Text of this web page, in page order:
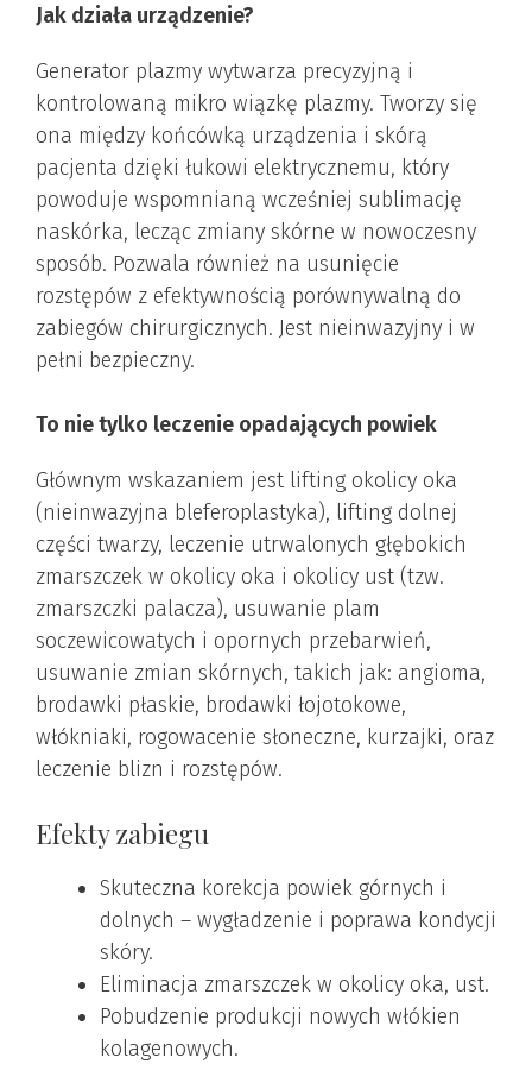
Jak działa urządzenie?
Generator plazmy wytwarza precyzyjną i
kontrolowaną mikro wiązkę plazmy. Tworzy się
ona między końcówką urządzenia i skórą
pacjenta dzięki łukowi elektrycznemu, który
powoduje wspomnianą wcześniej sublimację
naskórka, lecząc zmiany skórne w nowoczesny
sposób. Pozwala również na usunięcie
rozstępów z efektywnością porównywalną do
zabiegów chirurgicznych. Jest nieinwazyjny i w
pełni bezpieczny.
To nie tylko leczenie opadających powiek
Głównym wskazaniem jest lifting okolicy oka
(nieinwazyjna bleferoplastyka), lifting dolnej
części twarzy, leczenie utrwalonych głębokich
zmarszczek w okolicy oka i okolicy ust (tzw.
zmarszczki palacza), usuwanie plam
soczewicowatych i opornych przebarwień,
usuwanie zmian skórnych, takich jak: angioma,
brodawki płaskie, brodawki łojotokowe,
włókniaki, rogowacenie słoneczne, kurzajki, oraz
leczenie blizn i rozstępów.
Efekty zabiegu
Skuteczna korekcja powiek górnych i
dolnych – wygładzenie i poprawa kondycji
skóry.
Eliminacja zmarszczek w okolicy oka, ust.
Pobudzenie produkcji nowych włókien
kolagenowych.